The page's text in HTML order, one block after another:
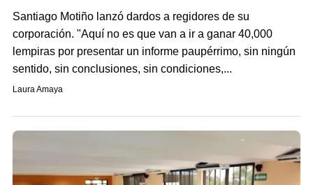
Santiago Motiño lanzó dardos a regidores de su
corporación. "Aquí no es que van a ir a ganar 40,000
lempiras por presentar un informe paupérrimo, sin ningún
sentido, sin conclusiones, sin condiciones,...
Laura Amaya